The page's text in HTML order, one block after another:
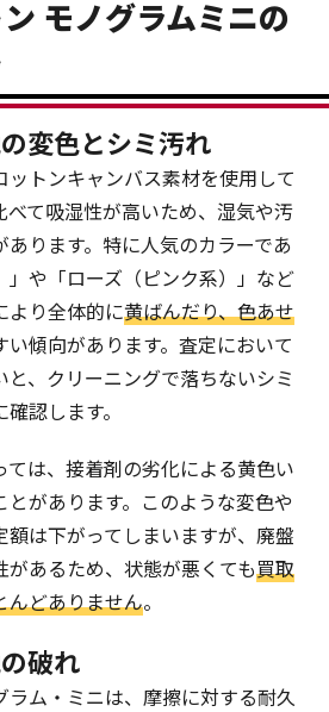
モノグラムミニの
変色とシミ汚れ
ットンキャンバス素材を使用して
べて吸湿性が高いため、湿気や汚
ります。特に人気のカラーであ
」や「ローズ（ピンク系）」など
より全体的に黄ばんだり、色あせ
い傾向があります。査定において
、クリーニングで落ちないシミ
認します。
ては、接着剤の劣化による黄色い
とがあります。このような変色や
は下がってしまいますが、廃盤
があるため、状態が悪くても買取
んどありません。
破れ
ム・ミニは、摩擦に対する耐久